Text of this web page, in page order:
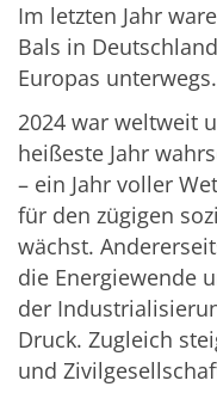
Im letzten Jahr
Bals in
Europas unterwegs.
2024 war weltweit
heißeste Jahr
– ein Jahr voller
für den zügigen
wächst.
die Energiewende
der
Druck. Zugleich
und